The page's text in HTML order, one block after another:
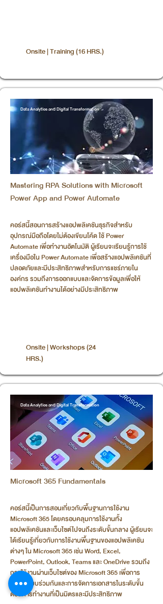
Onsite | Training (16 HRS.)
Data Analytics and Digital Transformation
Mastering RPA Solutions with Microsoft
Power App and Power Automate
คอร์สนี้สอนการสร้างแอปพลิเคชันธุรกิจสำหรับ
อุปกรณ์มือถือโดยไม่ต้องเขียนโค้ด ใช้ Power
Automate เพื่อทำงานอัตโนมัติ ผู้เรียนจะเรียนรู้การใช้
เครื่องมือใน Power Automate เพื่อสร้างแอปพลิเคชันที่
ปลอดภัยและมีประสิทธิภาพสำหรับการแชร์ภายใน
องค์กร รวมถึงการออกแบบและจัดการข้อมูลเพื่อให้
แอปพลิเคชันทำงานได้อย่างมีประสิทธิภาพ
Onsite | Workshops (24
HRS.)
Data Analytics and Digital Transformation
Microsoft 365 Fundamentals
คอร์สนี้เป็นการสอนเกี่ยวกับพื้นฐานการใช้งาน
Microsoft 365 โดยครอบคลุมการใช้งานทั้ง
แอปพลิเคชันและเว็บไซต์ไปจนถึงระดับขั้นกลาง ผู้เรียนจะ
ได้เรียนรู้เกี่ยวกับการใช้งานพื้นฐานของแอปพลิเคชัน
ต่างๆ ใน Microsoft 365 เช่น Word, Excel,
PowerPoint, Outlook, Teams และ OneDrive รวมถึง
การใช้งานผ่านเว็บไซต์ของ Microsoft 365 เพื่อการ
ทำงานแบบร่วมกันและการจัดการเอกสารในระดับขั้น
ตอนการทำงานที่เป็นมิตรและมีประสิทธิภาพ